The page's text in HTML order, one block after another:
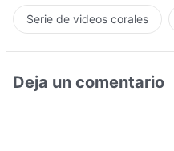
Serie de videos corales
Deja un comentario